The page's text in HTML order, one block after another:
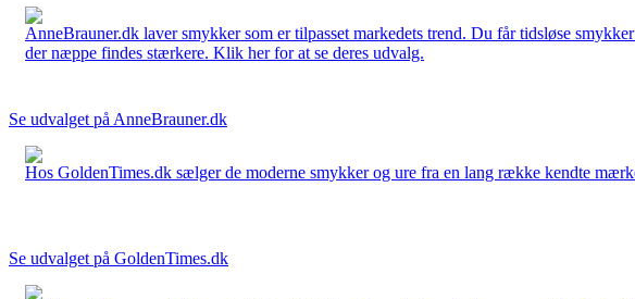
AnneBrauner.dk laver smykker som er tilpasset markedets trend. Du får tidsløse
der næppe findes stærkere. Klik her for at se deres udvalg.
Se udvalget på AnneBrauner.dk
Hos GoldenTimes.dk sælger de moderne smykker og ure fra en lang række kendte
Se udvalget på GoldenTimes.dk